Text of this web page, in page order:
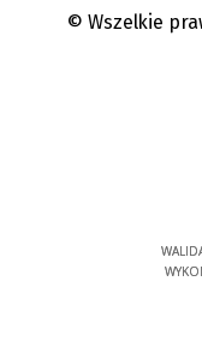
© Wszelkie